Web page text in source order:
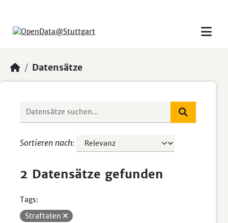
Datensätze
Sortieren nach
2 Datensätze gefunden
Tags:
Straftaten